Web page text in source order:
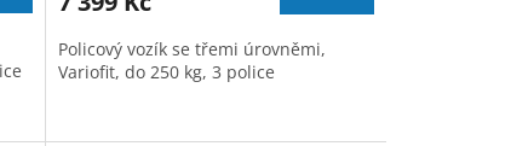
A
A
Policový vozík se třemi úrovněmi,
Variofit, do 250 kg, 3 police